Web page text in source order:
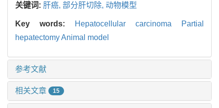
关键词: 肝癌, 部分肝切除, 动物模型
Key words:
Hepatocellular carcinoma Partial
hepatectomy Animal model
参考文献
相关文章 15